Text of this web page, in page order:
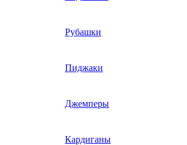
Рубашки
Пиджаки
Джемперы
Кардиганы